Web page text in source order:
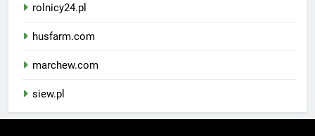
rolnicy24.pl
husfarm.com
marchew.com
siew.pl